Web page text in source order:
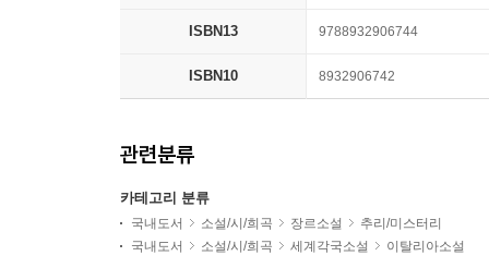
ISBN13 9788932906744
ISBN10 8932906742
관련분류
카테고리 분류
국내도서 소설/시/희곡 장르소설
추리/미스터리
국내도서
소설/시/희곡 세계각국소설 이탈리아소설